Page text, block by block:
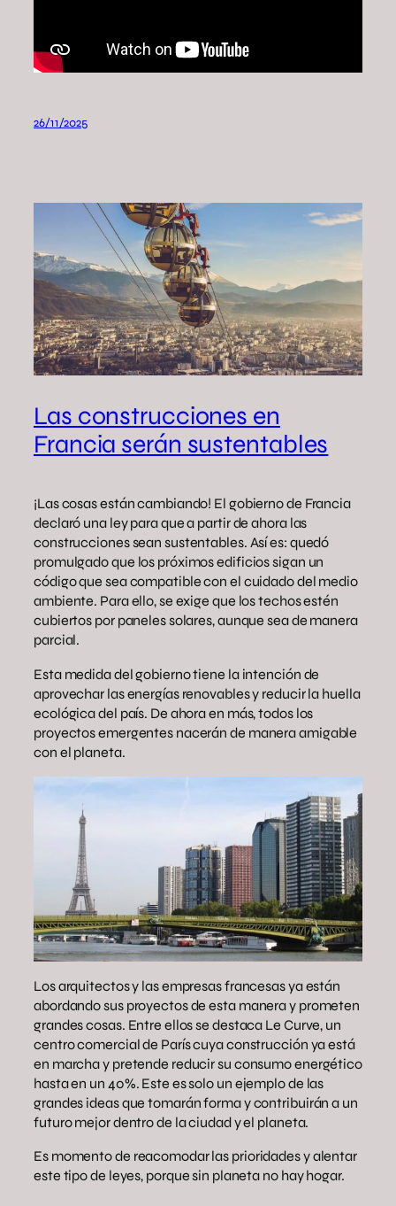
26/11/2025
Las construcciones en
Francia serán sustentables
¡Las cosas están cambiando! El gobierno de Francia
declaró una ley para que a partir de ahora las
construcciones sean sustentables. Así es: quedó
promulgado que los próximos edificios sigan un
código que sea compatible con el cuidado del medio
ambiente. Para ello, se exige que los techos estén
cubiertos por paneles solares, aunque sea de manera
parcial.
Esta medida del gobierno tiene la intención de
aprovechar las energías renovables y reducir la huella
ecológica del país. De ahora en más, todos los
proyectos emergentes nacerán de manera amigable
con el planeta.
Los arquitectos y las empresas francesas ya están
abordando sus proyectos de esta manera y prometen
grandes cosas. Entre ellos se destaca Le Curve, un
centro comercial de París cuya construcción ya está
en marcha y pretende reducir su consumo energético
hasta en un 40%. Este es solo un ejemplo de las
grandes ideas que tomarán forma y contribuirán a un
futuro mejor dentro de la ciudad y el planeta.
Es momento de reacomodar las prioridades y alentar
este tipo de leyes, porque sin planeta no hay hogar.